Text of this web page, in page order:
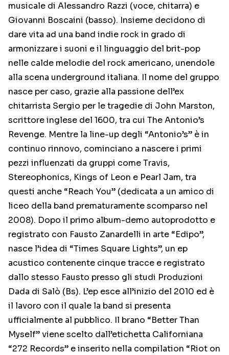
musicale di Alessandro Razzi (voce, chitarra) e
Giovanni Boscaini (basso). Insieme decidono di
dare vita ad una band indie rock in grado di
armonizzare i suoni e il linguaggio del brit-pop
nelle calde melodie del rock americano, unendole
alla scena underground italiana. Il nome del gruppo
nasce per caso, grazie alla passione dell’ex
chitarrista Sergio per le tragedie di John Marston,
scrittore inglese del 1600, tra cui The Antonio’s
Revenge. Mentre la line-up degli “Antonio’s” è in
continuo rinnovo, cominciano a nascere i primi
pezzi influenzati da gruppi come Travis,
Stereophonics, Kings of Leon e Pearl Jam, tra
questi anche “Reach You” (dedicata a un amico di
liceo della band prematuramente scomparso nel
2008). Dopo il primo album-demo autoprodotto e
registrato con Fausto Zanardelli in arte “Edipo”,
nasce l’idea di “Times Square Lights”, un ep
acustico contenente cinque tracce e registrato
dallo stesso Fausto presso gli studi Produzioni
Dada di Salò (Bs). L’ep esce all’inizio del 2010 ed è
il lavoro con il quale la band si presenta
ufficialmente al pubblico. Il brano “Better Than
Myself” viene scelto dall’etichetta Californiana
“272 Records” e inserito nella compilation “Riot on